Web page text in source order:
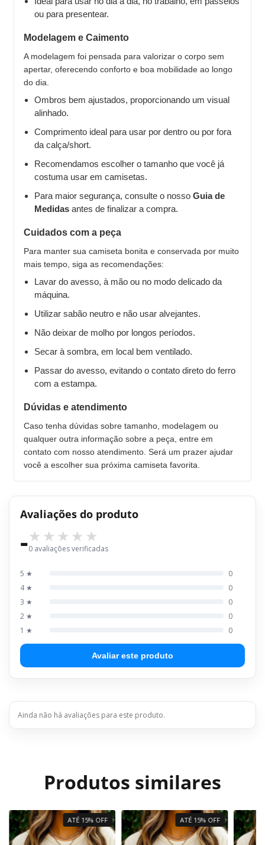
ou para presentear.
Modelagem e Caimento
A modelagem foi pensada para valorizar o corpo sem
apertar, oferecendo conforto e boa mobilidade ao longo
do dia.
Ombros bem ajustados, proporcionando um visual
alinhado.
Comprimento ideal para usar por dentro ou por fora
da calça/short.
Recomendamos escolher o tamanho que você já
costuma usar em camisetas.
Para maior segurança, consulte o nosso Guia de
Medidas antes de finalizar a compra.
Cuidados com a peça
Para manter sua camiseta bonita e conservada por muito
mais tempo, siga as recomendações:
Lavar do avesso, à mão ou no modo delicado da
máquina.
Utilizar sabão neutro e não usar alvejantes.
Não deixar de molho por longos períodos.
Secar à sombra, em local bem ventilado.
Passar do avesso, evitando o contato direto do ferro
com a estampa.
Dúvidas e atendimento
Caso tenha dúvidas sobre tamanho, modelagem ou
qualquer outra informação sobre a peça, entre em
contato com nosso atendimento. Será um prazer ajudar
você a escolher sua próxima camiseta favorita.
Avaliações do produto
-0 avaliações verificadas
5 ★
0
4 ★
0
3 ★
0
2 ★
0
1 ★
0
Avaliar este produto
Ainda não há avaliações para este produto.
Produtos similares
ATÉ 15% OFF ATÉ 15% OFF